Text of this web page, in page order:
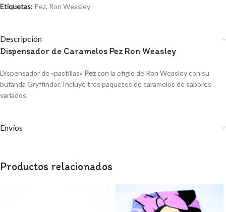
Etiquetas: Pez, Ron Weasley
Descripción
Dispensador de Caramelos Pez Ron Weasley
Dispensador de «pastillas» Pezcon la efigie de Ron Weasley con su
bufanda Gryffindor. Incluye tres paquetes de caramelos de sabores
variados.
Envíos
Productos relacionados